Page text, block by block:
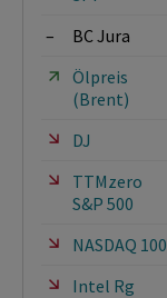
–
BC Jura
Ölpreis
(Brent)
DJ
TTMzero
S&P 500
NASDAQ 100
Intel Rg